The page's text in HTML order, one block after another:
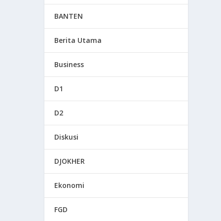
BANTEN
Berita Utama
Business
D1
D2
Diskusi
DJOKHER
Ekonomi
FGD